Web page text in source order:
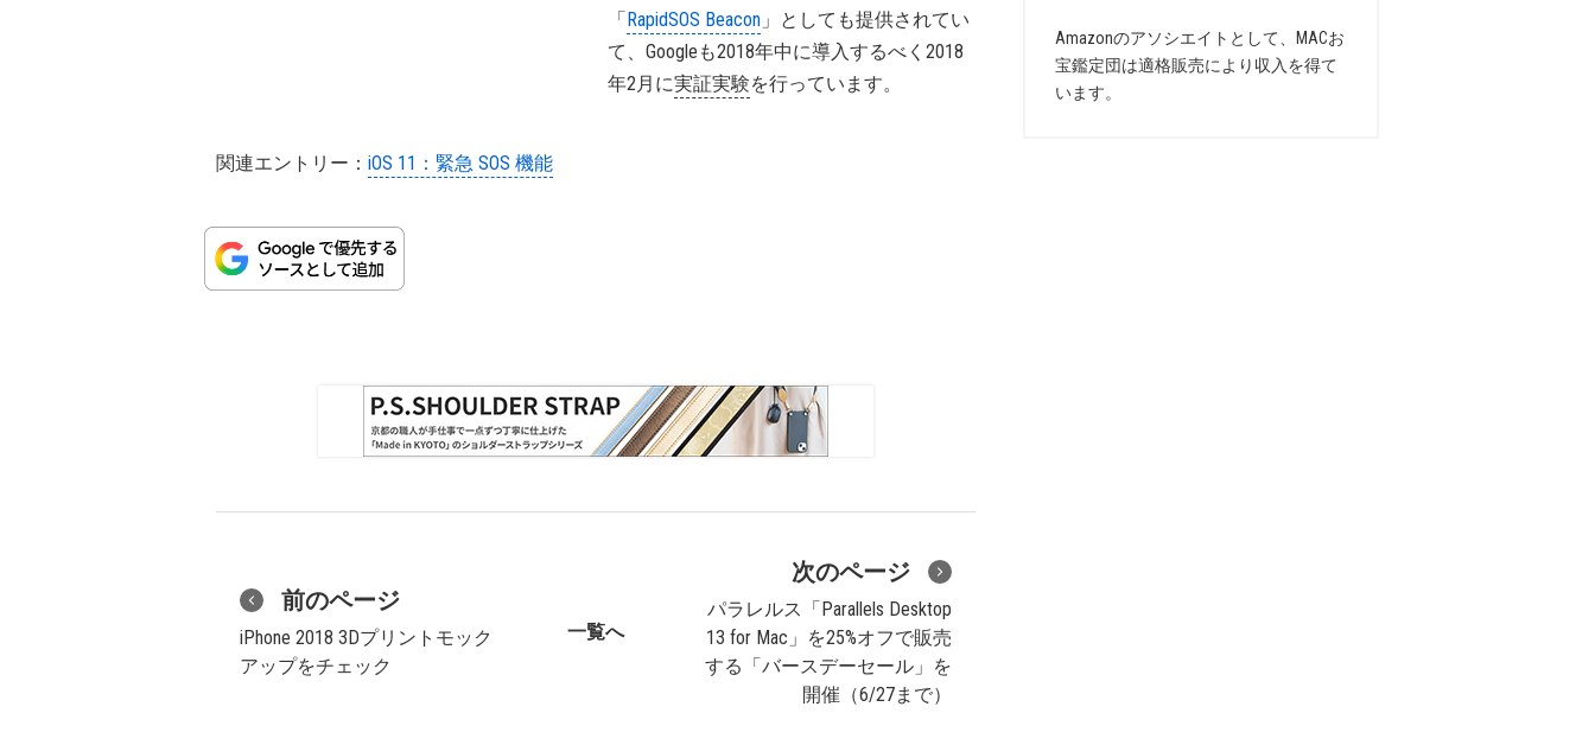
「RapidSOS Beacon 」としても提供されてい
て、Googleも2018年中に導入するべく2018
年2月に実証実験を行っています。
関連エントリー： iOS 11：緊急 SOS 機能
前のページ
iPhone 2018 3Dプリントモック
アップをチェック
一覧へ
次のページ
パラレルス「Parallels Desktop
13 for Mac」を25%オフで販売
する「バースデーセール」を
開催（6/27まで）
Amazonのアソシエイトとして、MACお
宝鑑定団は適格販売により収入を得て
います。